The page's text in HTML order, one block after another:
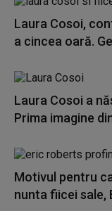
Laura Cosoi,
a cincea oară.
Laura Cosoi a
Prima imagine
Motivul pentru
nunta fiicei sale,